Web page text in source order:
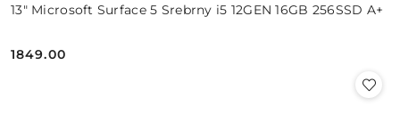
13" Microsoft Surface 5 Srebrny i5 12GEN 16GB 256SSD A+
Cena:
1849.00